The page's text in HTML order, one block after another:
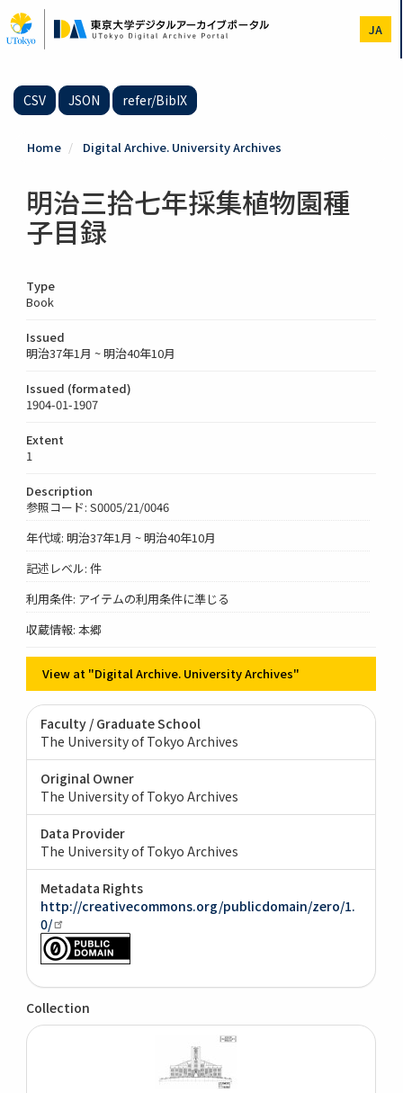
to
main
JA
CSV JSON refer/BibIX
Home Digital Archive. University Archives
明治三拾七年採集植物園種
子目録
Type
Book
Issued
明治37年1月 ~ 明治40年10月
Issued (formated)
1904-01-1907
Extent
1
Description
参照コード: S0005/21/0046
年代域: 明治37年1月 ~ 明治40年10月
記述レベル: 件
利用条件: アイテムの利用条件に準じる
収蔵情報: 本郷
View at "Digital Archive. University Archives"
Faculty / Graduate School
The University of Tokyo Archives
Original Owner
The University of Tokyo Archives
Data Provider
The University of Tokyo Archives
Metadata Rights
http://creativecommons.org/publicdomain/zero/1.
0/
Collection